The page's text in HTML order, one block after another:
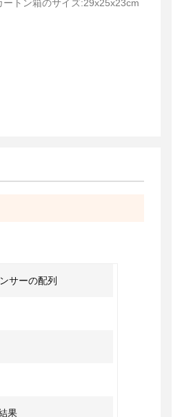
トン箱のサイズ:29x25x23cm
サーの配列
果